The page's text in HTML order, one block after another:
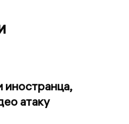
иностранца,
атаку